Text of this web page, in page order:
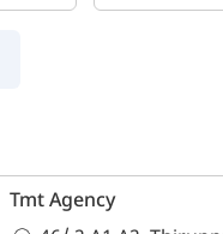
Tmt Agency